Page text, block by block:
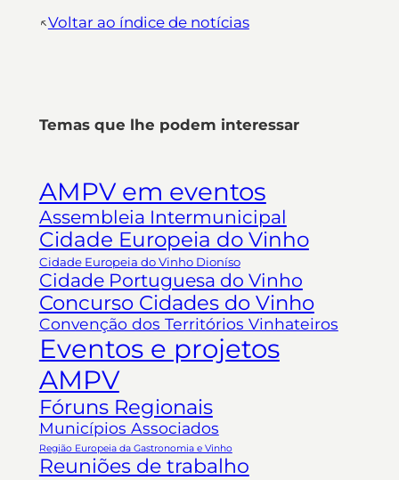
↖︎Voltar ao índice de notícias
Temas que lhe podem interessar
AMPV em eventos
Assembleia Intermunicipal
Cidade Europeia do Vinho
Cidade Europeia do Vinho Dioníso
Cidade Portuguesa do Vinho
Concurso Cidades do Vinho
Convenção dos Territórios Vinhateiros
Eventos e projetos
AMPV
Fóruns Regionais
Municípios Associados
Região Europeia da Gastronomia e Vinho
Reuniões de trabalho